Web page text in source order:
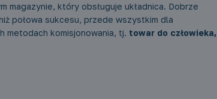
magazynie, który obsługuje układnica. Dobrze
połowa sukcesu, przede wszystkim dla
metodach komisjonowania, tj. towar do człowieka,